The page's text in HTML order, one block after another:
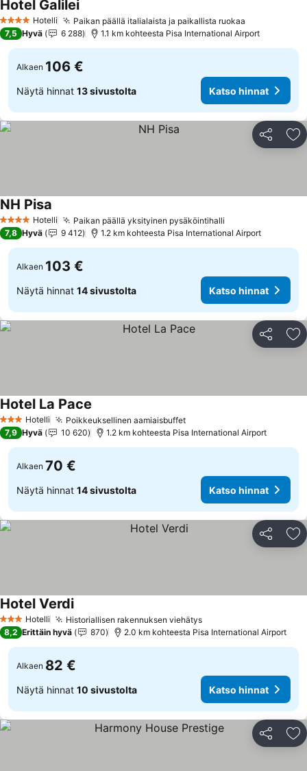
4 Tähtiluokitus
Hotelli Paikan päällä italialaista ja paikallista ruokaa
Hotel GalileiKatso hinnat
7,5 Hyvä 6 288 1.1 km kohteesta Pisa International Airport
Alkaen 106 €
Näytä hinnat 13 sivustolta Katso hinnat
Jaa
4 Tähtiluokitus
Hotelli Paikan päällä yksityinen pysäköintihalli
NH Pisa
7,8 Hyvä 9 412 1.2 km kohteesta Pisa International Airport
Alkaen 103 €
Näytä hinnat 14 sivustolta Katso hinnat
Jaa
3 Tähtiluokitus
Hotelli Poikkeuksellinen aamiaisbuffetKatso hinnat
Hotel La Pace
7,9 Hyvä 10 620 1.2 km kohteesta Pisa International Airport
Alkaen 70 €
Näytä hinnat 14 sivustolta Katso hinnat
Jaa
3 Tähtiluokitus
Hotelli Historiallisen rakennuksen viehätysKatso hinnat
Hotel VerdiKatso hinnat
8,2 Erittäin hyvä 870 2.0 km kohteesta Pisa International Airport
Alkaen 82 €
Näytä hinnat 10 sivustolta Katso hinnat
Jaa